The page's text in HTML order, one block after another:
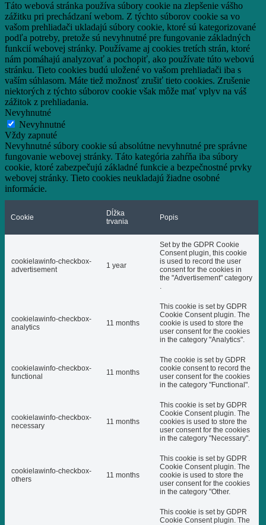
Táto webová stránka používa súbory cookie na zlepšenie vášho
zážitku pri prechádzaní webom. Z týchto súborov cookie sa vo
vašom prehliadači ukladajú súbory cookie, ktoré sú kategorizované
podľa potreby, pretože sú nevyhnutné pre fungovanie základných
funkcií webovej stránky. Používame aj cookies tretích strán, ktoré
nám pomáhajú analyzovať a pochopiť, ako používate túto webovú
stránku. Tieto cookies budú uložené vo vašom prehliadači iba s
vaším súhlasom. Máte tiež možnosť zrušiť tieto cookies. Zrušenie
niektorých z týchto súborov cookie však môže mať vplyv na váš
zážitok z prehliadania.
Nevyhnutné
Nevyhnutné
Vždy zapnuté
Nevyhnutné súbory cookie sú absolútne nevyhnutné pre správne
fungovanie webovej stránky. Táto kategória zahŕňa iba súbory
cookie, ktoré zabezpečujú základné funkcie a bezpečnostné prvky
webovej stránky. Tieto cookies neukladajú žiadne osobné
informácie.
Cookie
Dĺžka
trvania
Popis
cookielawinfo-checkbox-
advertisement
1 year
Set by the GDPR Cookie
Consent plugin, this cookie
is used to record the user
consent for the cookies in
the "Advertisement" category
.
cookielawinfo-checkbox-
analytics
11 months
This cookie is set by GDPR
Cookie Consent plugin. The
cookie is used to store the
user consent for the cookies
in the category "Analytics".
cookielawinfo-checkbox-
functional
11 months
The cookie is set by GDPR
cookie consent to record the
user consent for the cookies
in the category "Functional".
cookielawinfo-checkbox-
necessary
11 months
This cookie is set by GDPR
Cookie Consent plugin. The
cookies is used to store the
user consent for the cookies
in the category "Necessary".
cookielawinfo-checkbox-
others
11 months
This cookie is set by GDPR
Cookie Consent plugin. The
cookie is used to store the
user consent for the cookies
in the category "Other.
This cookie is set by GDPR
Cookie Consent plugin. The